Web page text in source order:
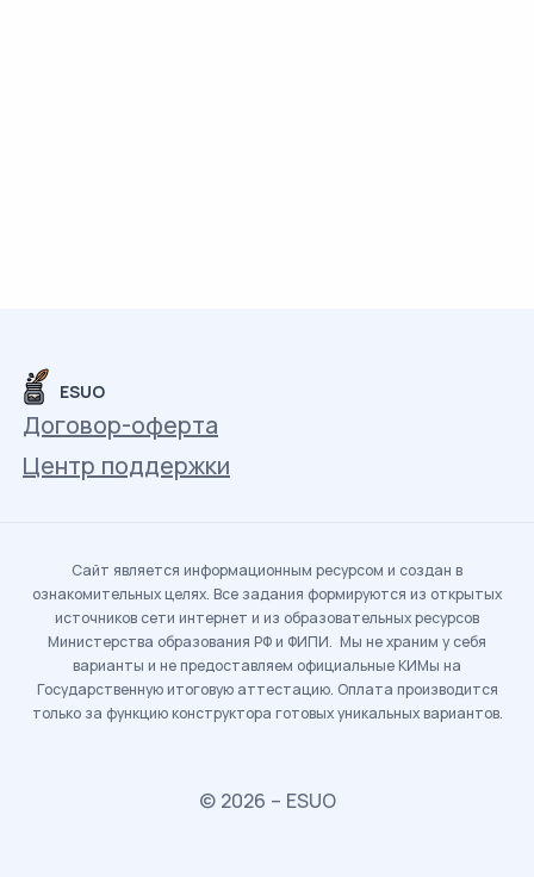
ESUO
Договор-оферта
Центр поддержки
Сайт является информационным ресурсом и создан в
ознакомительных целях. Все задания формируются из открытых
источников сети интернет и из образовательных ресурсов
Министерства образования РФ и ФИПИ. Мы не храним у себя
варианты и не предоставляем официальные КИМы на
Государственную итоговую аттестацию. Оплата производится
только за функцию конструктора готовых уникальных вариантов.
© 2026 – ESUO